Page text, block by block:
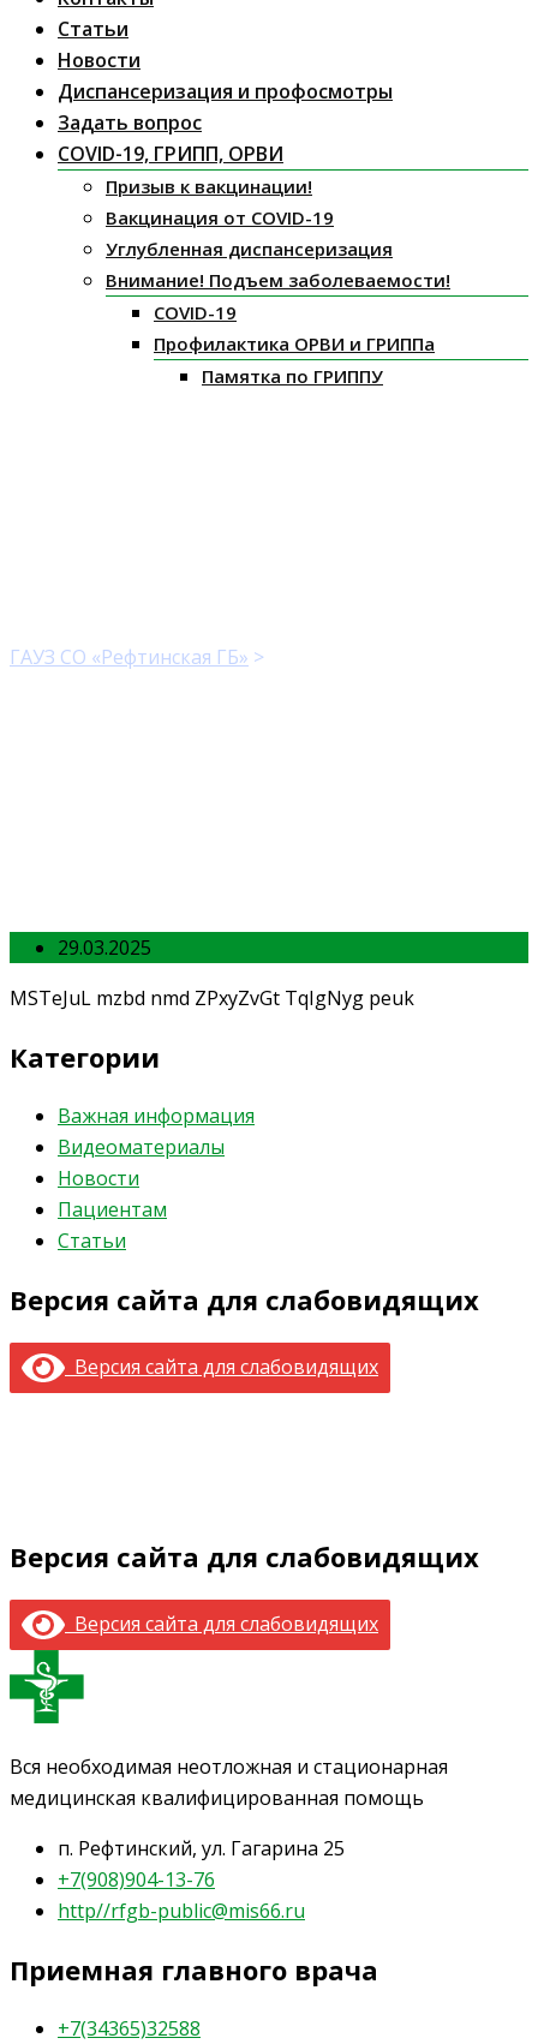
Статьи
Новости
Диспансеризация и профосмотры
Задать вопрос
COVID-19, ГРИПП, ОРВИ
Призыв к вакцинации!
Вакцинация от COVID-19
Углубленная диспансеризация
Внимание! Подъем заболеваемости!
COVID-19
Профилактика ОРВИ и ГРИППа
Памятка по ГРИППУ
ГАУЗ СО «Рефтинская ГБ» >
29.03.2025
MSTeJuL mzbd nmd ZPxyZvGt TqIgNyg peuk
Категории
Важная информация
Видеоматериалы
Новости
Пациентам
Статьи
Версия сайта для слабовидящих
Версия сайта для слабовидящих
Версия сайта для слабовидящих
Версия сайта для слабовидящих
Вся необходимая неотложная и стационарная
медицинская квалифицированная помощь
п. Рефтинский, ул. Гагарина 25
+7(908)904-13-76
http//rfgb-public@mis66.ru
Приемная главного врача
+7(34365)32588